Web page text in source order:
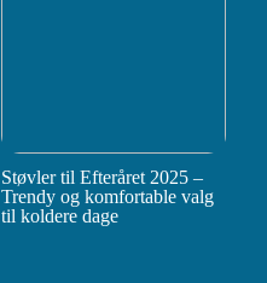
Støvler til Efteråret 2025 –
Trendy og komfortable valg
til koldere dage